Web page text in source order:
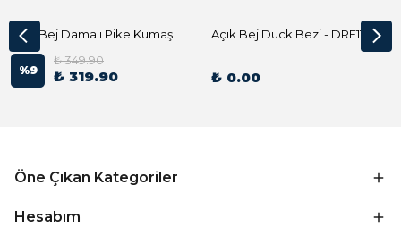
Açık Bej Damalı Pike Kumaş
%9
₺ 349.90
₺ 319.90
Açık Bej Duck Bezi - DRE1144 Kumaş Peçete
₺ 0.00
Öne Çıkan Kategoriler
Hesabım